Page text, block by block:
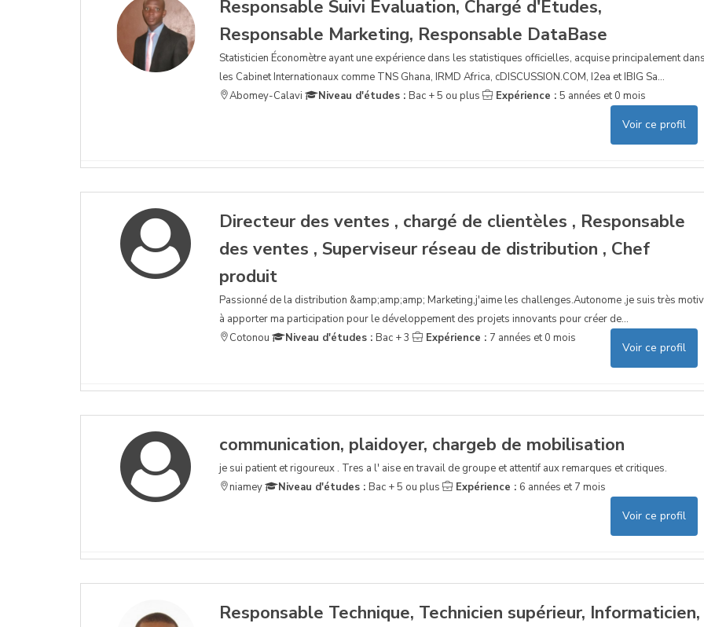
Responsable Suivi Evaluation, Chargé d'Etudes,
Responsable Marketing, Responsable DataBase
Statisticien Économètre ayant une expérience dans les statistiques officielles, acquise principalement
les Cabinet Internationaux comme TNS Ghana, IRMD Africa, cDISCUSSION.COM, I2ea et IBIG Sa...
Abomey-Calavi
Niveau d'études : Bac + 5 ou plus Expérience : 5 années et 0 mois
Voir ce profil
Directeur des ventes , chargé de clientèles , Responsable
des ventes , Superviseur réseau de distribution , Chef
produit
Passionné de la distribution &amp;amp;amp; Marketing,j'aime les challenges.Autonome ,je suis très
à apporter ma participation pour le développement des projets innovants pour créer de...
Cotonou
Niveau d'études : Bac + 3 Expérience : 7 années et 0 mois
Voir ce profil
communication, plaidoyer, chargeb de mobilisation
je sui patient et rigoureux . Tres a l' aise en travail de groupe et attentif aux remarques et critiques.
niamey
Niveau d'études : Bac + 5 ou plus Expérience : 6 années et 7 mois
Voir ce profil
Responsable Technique, Technicien supérieur, Informaticien,